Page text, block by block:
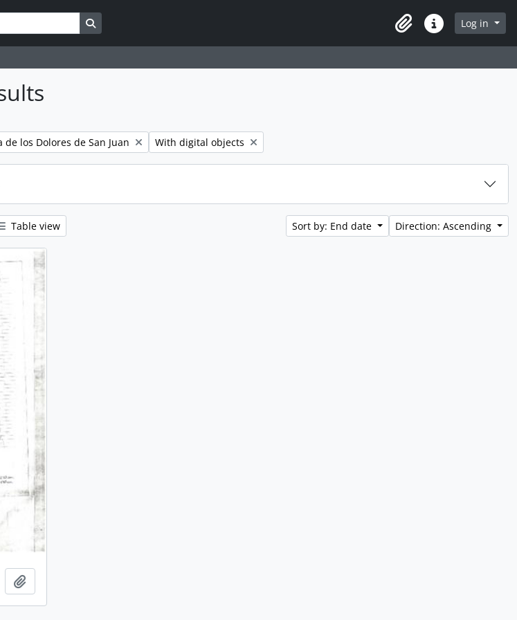
Search in browse page
ClipboardQuick linksLog in
los Dolores de San Juan Remove filter:
With digital objects
Table view Sort by: End date Direction: Ascending